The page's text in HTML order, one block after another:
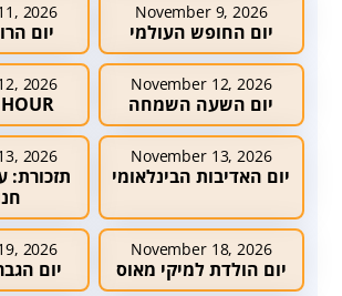
November 9, 2026
יום החופש העולמי
2026
יום
November 12, 2026
יום השעה השמחה
2026
November 13, 2026
יום האדיבות הבינלאומי
2026
November 18, 2026
יום הולדת למיקי מאוס
2026
יום